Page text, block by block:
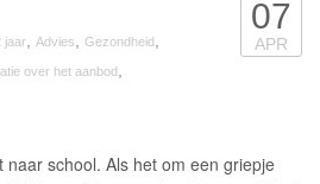
jaar Advies Gezondheid
over het aanbod
07
APR
naar school. Als het om een griepje